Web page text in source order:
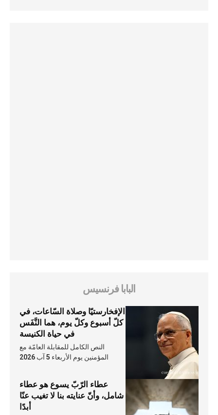
البابا فرنسيس
الإفخارستيّا وصلاة السّاعات، في
كلّ أسبوع وكلّ يوم، هما النَّفَس
في حياة الكنيسة
النص الكامل للمقابلة العامّة مع
المؤمنين يوم الأربعاء 5 آب 2026
عطاء الرّبّ يسوع هو عطاء
شامل، وأنّ عنايته بنا لا تغيب عنّا
أبدًا